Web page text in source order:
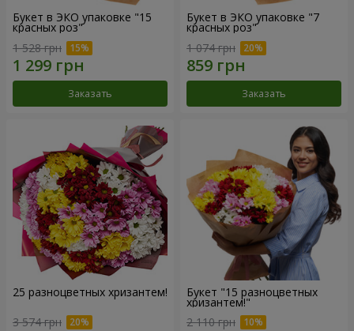
Букет в ЭКО упаковке "15
красных роз"
1 528 грн
Заказать
Букет в ЭКО упаковке "7
красных роз"
1 074 грн
Заказать
25 разноцветных хризантем!
3 574 грн
Букет "15 разноцветных
хризантем!"
2 110 грн